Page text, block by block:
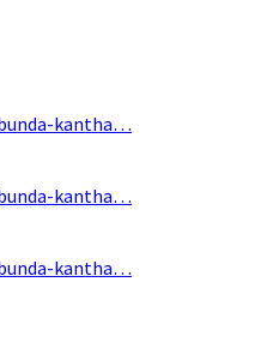
kantha…
kantha…
kantha…